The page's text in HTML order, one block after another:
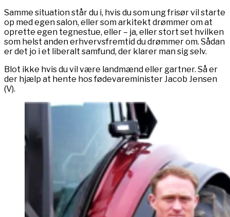
Samme situation står du i, hvis du som ung frisør vil starte
op med egen salon, eller som arkitekt drømmer om at
oprette egen tegnestue, eller – ja, eller stort set hvilken
som helst anden erhvervsfremtid du drømmer om. Sådan
er det jo i et liberalt samfund, der klarer man sig selv.
Blot ikke hvis du vil være landmænd eller gartner. Så er
der hjælp at hente hos fødevareminister Jacob Jensen
(V).